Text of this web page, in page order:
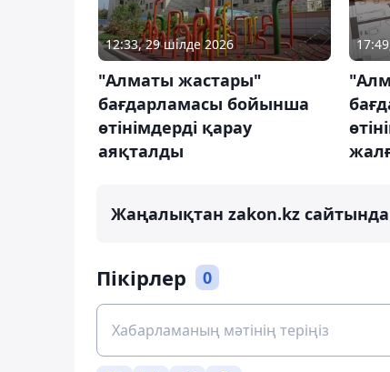
12:33, 29 шілде 2026
"Алматы жастары"
бағдарламасы бойынша
өтінімдерді қарау
аяқталды
Жаңалықтан zakon.kz
Пікірлер 0